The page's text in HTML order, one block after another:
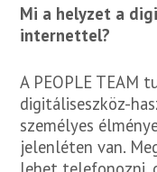
Mi a helyzet a
internettel?
A PEOPLE TEAM
digitáliseszköz-
személyes
jelenléten van.